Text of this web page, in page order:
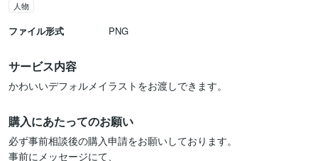
人物
ファイル形式 PNG
サービス内容
かわいいデフォルメイラストをお渡しできます。
購入にあたってのお願い
必ず事前相談後の購入申請をお願いしております。
事前にメッセージにて、